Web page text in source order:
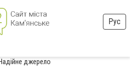
Рус
джерело